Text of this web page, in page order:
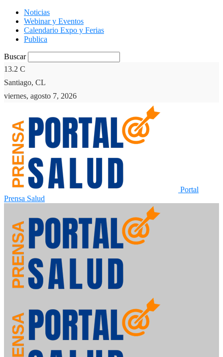
Noticias
Webinar y Eventos
Calendario Expo y Ferias
Publica
Buscar
13.2 C
Santiago, CL
viernes, agosto 7, 2026
Portal
Prensa Salud